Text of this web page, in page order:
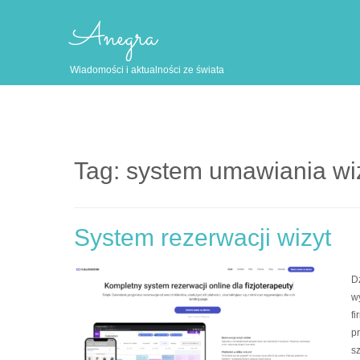
Anegra
Wiadomości i aktualności ze świata
Tag: system umawiania
System rezerwacji wizyt